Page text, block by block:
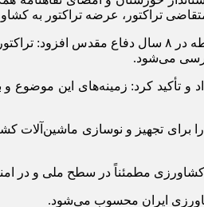
تراکتور، عرضه تراکتور به
مصطفی وحیدزاده با اشاره به جایگاه کشاورزی و مهم‌تر
می‌شود.
و تأکید کرد: زمینه‌های این
برای تجهیز و نوسازی ماشین‌آلات
مطمئناً در سطح ملی و در